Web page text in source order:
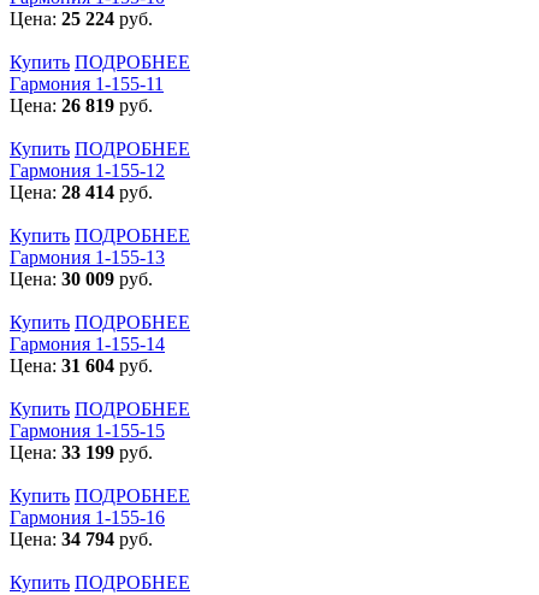
Цена: 25 224 руб.
Купить ПОДРОБНЕЕ
Гармония 1-155-11
Цена: 26 819 руб.
Купить ПОДРОБНЕЕ
Гармония 1-155-12
Цена: 28 414 руб.
Купить ПОДРОБНЕЕ
Гармония 1-155-13
Цена: 30 009 руб.
Купить ПОДРОБНЕЕ
Гармония 1-155-14
Цена: 31 604 руб.
Купить ПОДРОБНЕЕ
Гармония 1-155-15
Цена: 33 199 руб.
Купить ПОДРОБНЕЕ
Гармония 1-155-16
Цена: 34 794 руб.
Купить ПОДРОБНЕЕ